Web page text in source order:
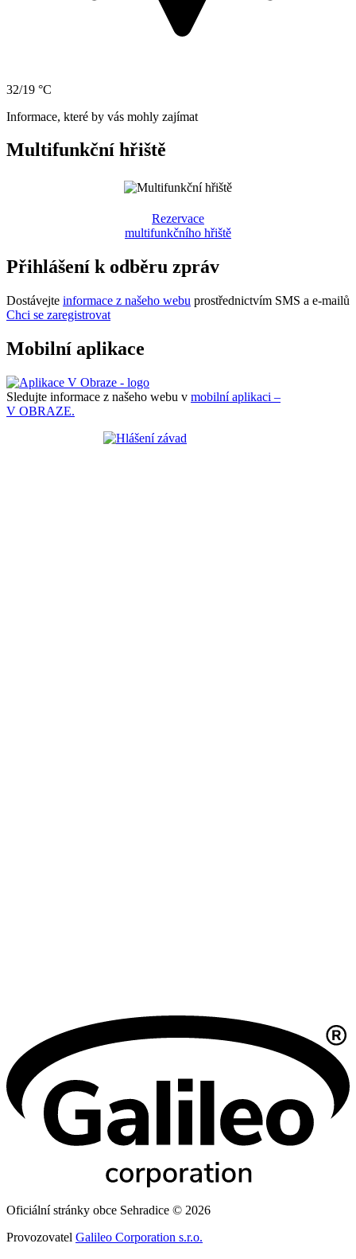
32/19 °C
Informace, které by vás mohly zajímat
Multifunkční hřiště
Rezervace
multifunkčního hřiště
Přihlášení k odběru zpráv
Dostávejte informace z našeho webu prostřednictvím SMS a e-mailů
Chci se zaregistrovat
Mobilní aplikace
Sledujte informace z našeho webu v mobilní aplikaci –
V OBRAZE.
Oficiální stránky obce Sehradice © 2026
Provozovatel Galileo Corporation s.r.o.